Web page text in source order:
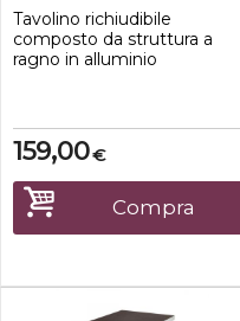
Tavolino richiudibile
composto da struttura a
ragno in alluminio
alluminio.Caratteristiche-
dimensione 50x100 cm-
Altezza 60cm-Ripiano in
Multistrato di betulla-teste di
appoggio in nylon;-tubi
portanti in alluminio
€
159,00
Compra